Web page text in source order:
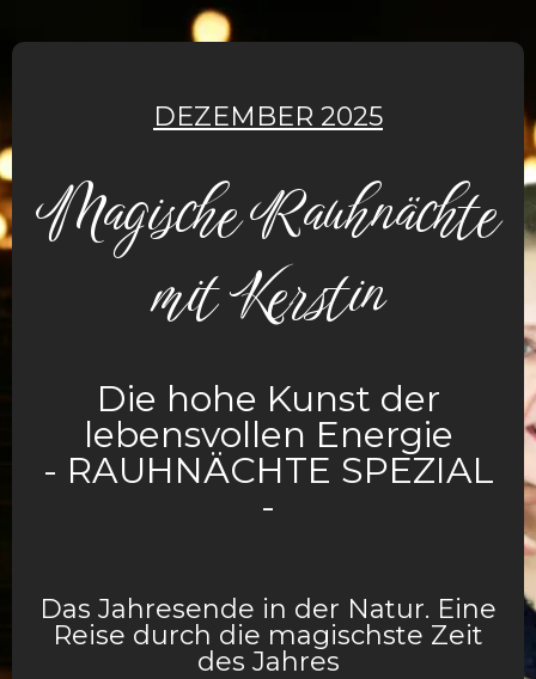
DEZEMBER 2025
Magische Rauhnächte
mit Kerstin
Die hohe Kunst der
lebensvollen Energie
- RAUHNÄCHTE SPEZIAL
-
Das Jahresende in der Natur. Eine
Reise durch die magischste Zeit
des Jahres